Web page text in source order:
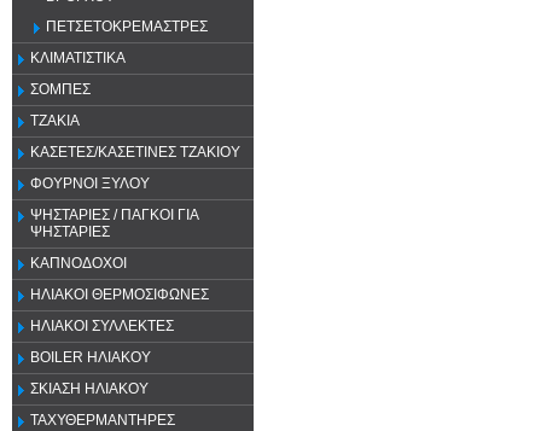
ΠΕΤΣΕΤΟΚΡΕΜΑΣΤΡΕΣ
ΚΛΙΜΑΤΙΣΤΙΚΑ
ΣΟΜΠΕΣ
ΤΖΑΚΙΑ
ΚΑΣΕΤΕΣ/ΚΑΣΕΤΙΝΕΣ ΤΖΑΚΙΟΥ
ΦΟΥΡΝΟΙ ΞΥΛΟΥ
ΨΗΣΤΑΡΙΕΣ / ΠΑΓΚΟΙ ΓΙΑ
ΨΗΣΤΑΡΙΕΣ
ΚΑΠΝΟΔΟΧΟΙ
ΗΛΙΑΚΟΙ ΘΕΡΜΟΣΙΦΩΝΕΣ
ΗΛΙΑΚΟΙ ΣΥΛΛΕΚΤΕΣ
BOILER ΗΛΙΑΚΟΥ
ΣΚΙΑΣΗ ΗΛΙΑΚΟΥ
ΤΑΧΥΘΕΡΜΑΝΤΗΡΕΣ